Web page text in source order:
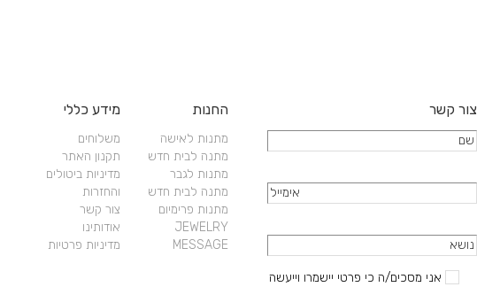
צור קשר
אני מסכים/ה כי פרטי יישמרו וייעשה
החנות
מתנות לאישה
מתנה לבית חדש
מתנות לגבר
מתנה לבית חדש
מתנות פרימיום
JEWELRY
MESSAGE
מידע כללי
משלוחים
תקנון האתר
מדיניות ביטולים
והחזרות
צור קשר
אודותינו
מדיניות פרטיות